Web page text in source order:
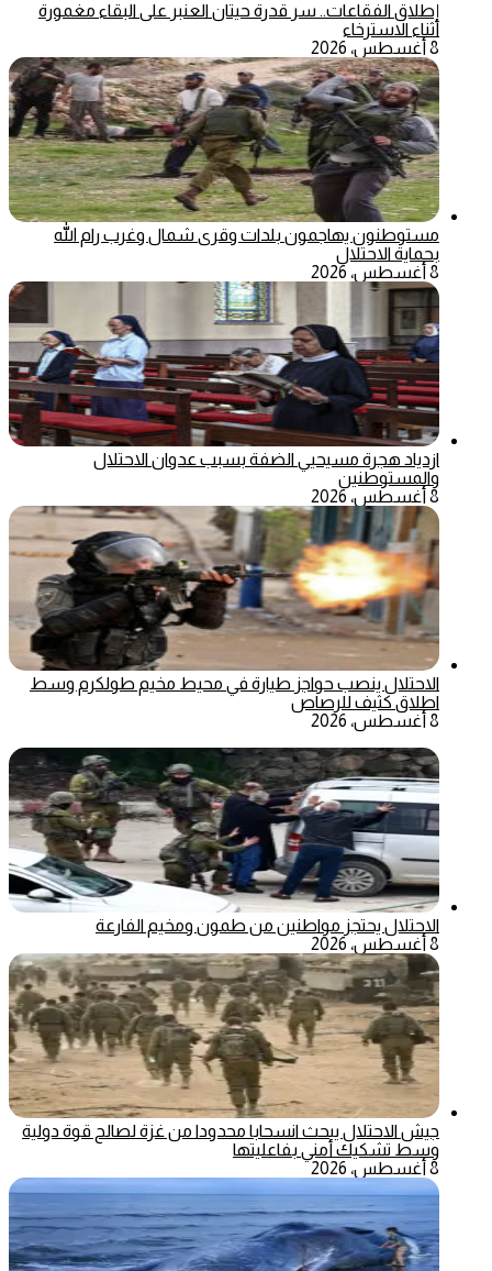
إطلاق الفقاعات.. سر قدرة حيتان العنبر على البقاء مغمورة
أثناء الاسترخاء
8 أغسطس، 2026
مستوطنون يهاجمون بلدات وقرى شمال وغرب رام الله
بحماية الاحتلال
8 أغسطس، 2026
ازدياد هجرة مسيحيي الضفة بسبب عدوان الاحتلال
والمستوطنين
8 أغسطس، 2026
الاحتلال ينصب حواجز طيارة في محيط مخيم طولكرم وسط
اطلاق كثيف للرصاص
8 أغسطس، 2026
الاحتلال يحتجز مواطنين من طمون ومخيم الفارعة
8 أغسطس، 2026
جيش الاحتلال يبحث انسحابا محدودا من غزة لصالح قوة دولية
وسط تشكيك أمني بفاعليتها
8 أغسطس، 2026